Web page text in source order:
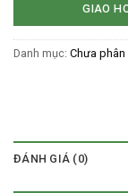
GIAO
Danh mục: Chưa
ĐÁNH GIÁ (0)